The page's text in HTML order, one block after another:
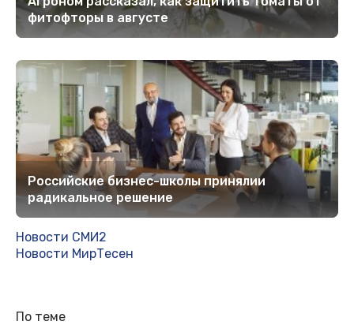
фитофторы в августе
Российские бизнес-школы принялии
радикальное решение
Новости СМИ2
Новости МирТесен
По теме